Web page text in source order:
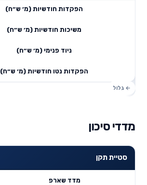
הפקדות חודשיות (מ׳ ש״ח)
משיכות חודשיות (מ׳ ש״ח)
ניוד פנימי (מ׳ ש״ח)
הפקדות נטו חודשיות (מ׳ ש״ח)
מדדי סיכון
סטיית תקן
מדד שארפ